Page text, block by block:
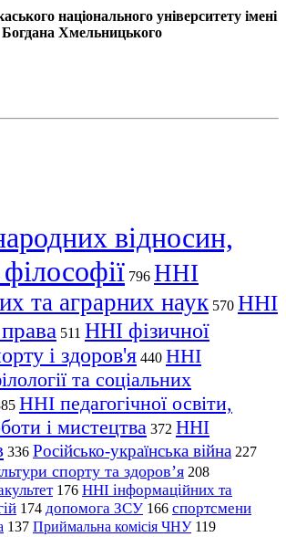
національного університету імені
Богдана Хмельницького
відносин,
філософії 796 ННІ
та аграрних наук 570 ННІ
511 ННІ фізичної
і здоров'я 440 ННІ
та соціальних
ННІ педагогічної освіти,
і мистецтва 372 ННІ
336 Російсько-українська війна 227
спорту та здоров’я 208
176 ННІ інформаційних та
174 допомога ЗСУ 166 спортсмени
137 Приймальна комісія ЧНУ 119